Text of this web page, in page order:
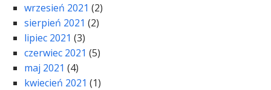
wrzesień 2021 (2)
sierpień 2021 (2)
lipiec 2021 (3)
czerwiec 2021 (5)
maj 2021 (4)
kwiecień 2021 (1)